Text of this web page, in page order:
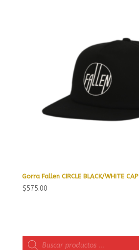
Gorra Fallen CIRCLE BLACK/WHITE CAP
$575.00
Búsqueda
de